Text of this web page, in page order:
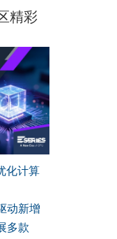
精彩
化计算
动新增
多款